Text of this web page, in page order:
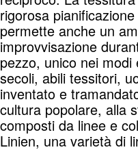
rigorosa
permette anche un
improvvisazione
pezzo, unico nei
secoli, abili tessitori,
inventato e
cultura popolare, alla
composti da linee e
Linien, una varietà di